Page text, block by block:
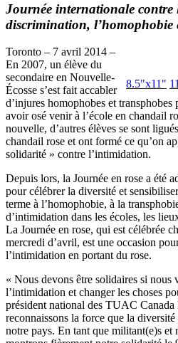
Journée internationale
discrimination, l’homophobie
8.5"x11"
Toronto – 7 avril 2014 –
En 2007, un élève du
secondaire en Nouvelle-
Écosse s’est fait accabler
d’injures homophobes et transphobes
avoir osé venir à l’école en chandail
nouvelle, d’autres élèves se sont
chandail rose et ont formé ce qu’on
solidarité » contre l’intimidation.
Depuis lors, la Journée en rose a été
pour célébrer la diversité et
terme à l’homophobie, à la
d’intimidation dans les écoles, les
La Journée en rose, qui est célébrée
mercredi d’avril, est une occasion
l’intimidation en portant du rose.
« Nous devons être solidaires si nous
l’intimidation et changer les choses
président national des TUAC
reconnaissons la force que la
notre pays. En tant que militant(e)s et